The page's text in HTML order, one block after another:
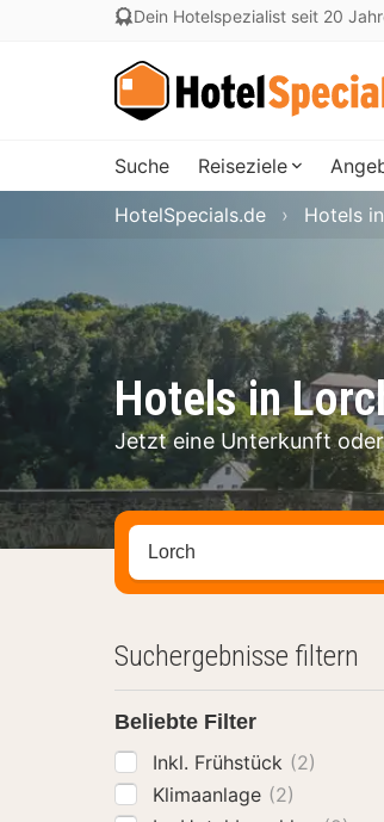
Dein Hotelspezialist seit 20
Suche Reiseziele
Hotels in
Jetzt eine Unterkunft
HotelSpecials.de Hotels
Stadt, Region oder Hotel
Suchergebnisse filtern
Beliebte Filter
Inkl. Frühstück (2)
Klimaanlage (2)